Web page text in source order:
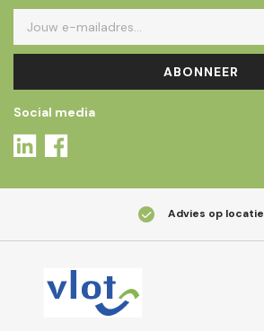
ABONNEER
Social media
Advies op locatie